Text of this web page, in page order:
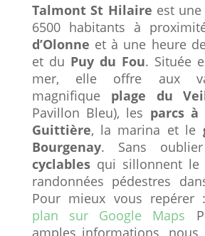
Talmont St Hilaire est
6500 habitants à
d’Olonne et à une heure
et du Puy du Fou. Située
mer, elle offre aux
magnifique plage du
Pavillon Bleu), les parcs
Guittière, la marina et le
Bourgenay. Sans
cyclablesqui sillonnent le
randonnées pédestres
Pour mieux vous repérer :
plan sur Google Maps
amples informations, nous